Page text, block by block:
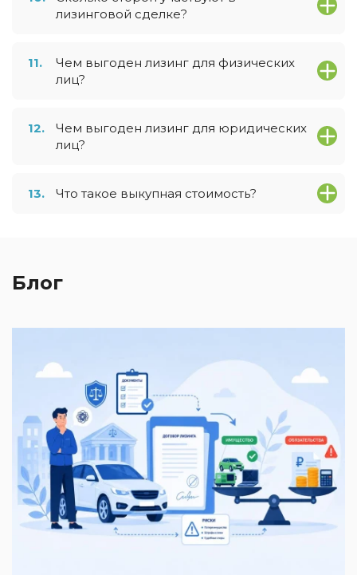
лизинговой сделке?
11.
Чем выгоден лизинг для физических
лиц?
12.
Чем выгоден лизинг для юридических
лиц?
13. Что такое выкупная стоимость?
Блог